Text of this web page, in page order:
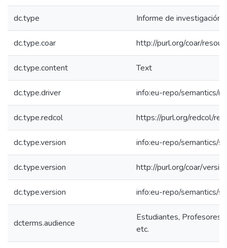
dc.type Informe de investigación
dc.type.coar http://purl.org/coar/
dc.type.content Text
dc.type.driver info:eu-repo/semantics/
dc.type.redcol https://purl.org/redcol/
dc.type.version info:eu-repo/semantics/
dc.type.version http://purl.org/coar/
dc.type.version info:eu-repo/semantics/
dcterms.audience
Estudiantes, Profesores,
etc.